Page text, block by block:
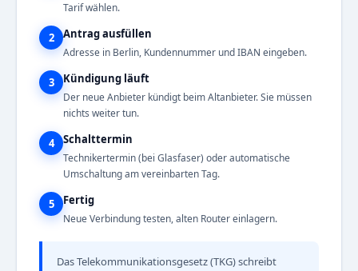
Tarif wählen.
2 Antrag ausfüllen
Adresse in Berlin, Kundennummer und IBAN eingeben.
3 Kündigung läuft
Der neue Anbieter kündigt beim Altanbieter. Sie müssen
nichts weiter tun.
4 Schalttermin
Technikertermin (bei Glasfaser) oder automatische
Umschaltung am vereinbarten Tag.
5 Fertig
Neue Verbindung testen, alten Router einlagern.
Das Telekommunikationsgesetz (TKG) schreibt